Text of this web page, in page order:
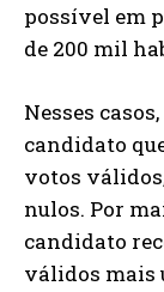
possível em
de 200 mil
Nesses
candidato
votos
nulos. Por
candidato
válidos mais